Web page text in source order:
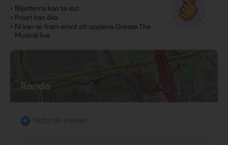
• Biljetterna kan ta slut
• Priset kan öka
• Ni kan se fram emot att uppleva Grease The
Musical live
Rondo
Hitta till arenan